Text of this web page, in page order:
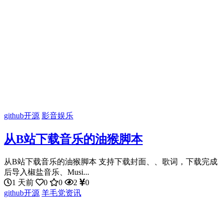
github开源 影音娱乐
从B站下载音乐的油猴脚本
从B站下载音乐的油猴脚本 支持下载封面、、歌词，下载完成
后导入椒盐音乐、Musi...
1 天前
0 0 2
0
github开源 羊毛党资讯